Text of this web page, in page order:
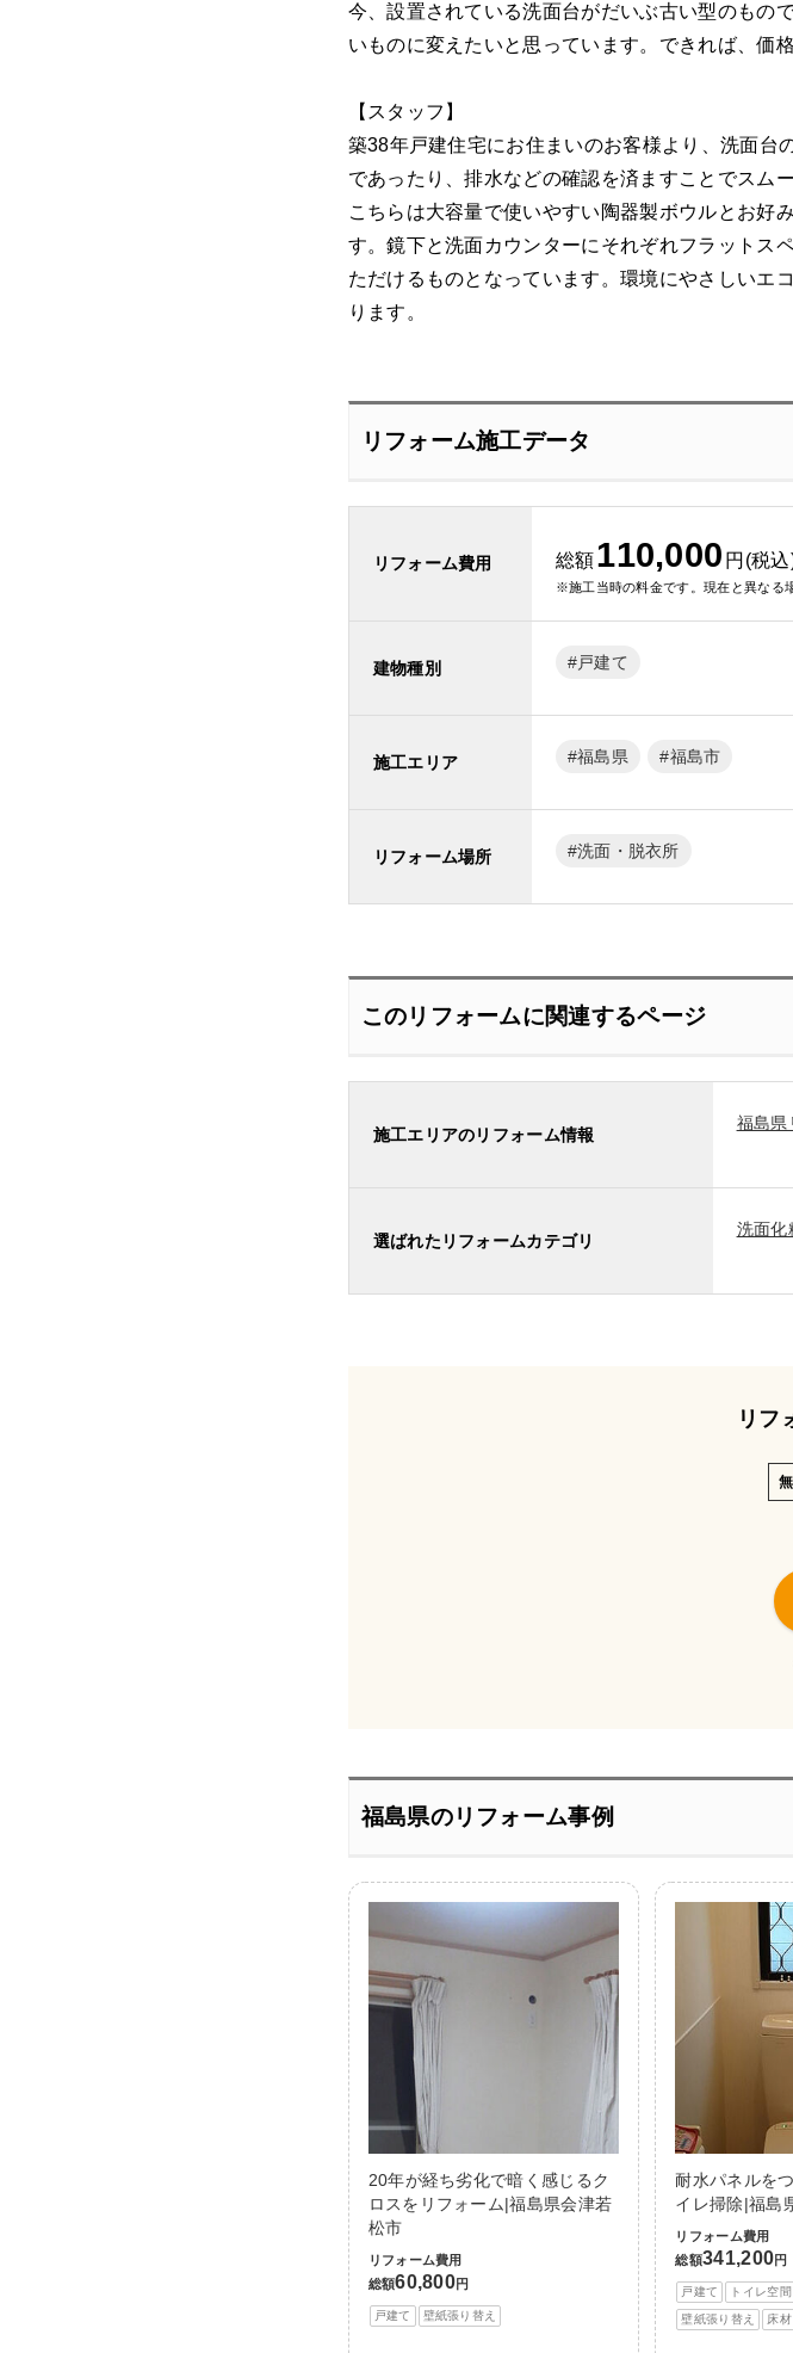
今、設置されている洗面台がだいぶ古い型のもの
いものに変えたいと思っています。できれば、価
【スタッフ】
築38年戸建住宅にお住まいのお客様より、洗面台
であったり、排水などの確認を済ますことでスム
こちらは大容量で使いやすい陶器製ボウルとお好
す。鏡下と洗面カウンターにそれぞれフラットス
ただけるものとなっています。環境にやさしいエ
ります。
リフォーム施工データ
リフォーム費用 総額110,000 円(税
※施工当時の料金です。現在と異なる
建物種別 戸建て
施工エリア 福島県 福島市
リフォーム場所 洗面・脱衣所
このリフォームに関連するページ
施工エリアのリフォーム情報
福島県
選ばれたリフォームカテゴリ
洗面化
リフ
福島県のリフォーム事例
20年が経ち劣化で暗く感じるク
ロスをリフォーム|福島県会津若
松市
リフォーム費用
総額60,800円
戸建て 壁紙張り替え
耐水パネルを
イレ掃除|福島
リフォーム費用
総額341,200円
戸建て トイレ空間
壁紙張り替え 床材